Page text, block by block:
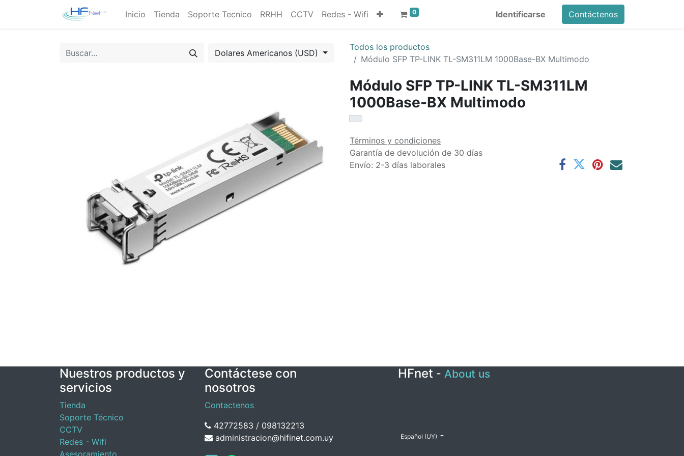
Inicio Tienda Soporte Tecnico RRHH CCTV Redes - Wifi 0 Identificarse Contáctenos
Dolares Americanos (USD)
Todos los productos
Módulo SFP TP-LINK TL-SM311LM 1000Base-BX Multimodo
Módulo SFP TP-LINK TL-SM311LM
1000Base-BX Multimodo
Términos y condiciones
Garantía de devolución de 30 días
Envío: 2-3 días laborales
Nuestros productos y
servicios
Tienda
Soporte Técnico
CCTV
Redes - Wifi
Asesoramiento
Contáctese con
nosotros
Contactenos
42772583 / 098132213
administracion@hifinet.com.uy
HFnet - About us
Español (UY)